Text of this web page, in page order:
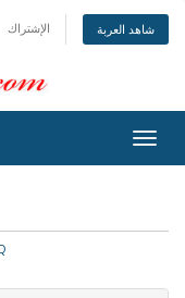
الإشتراك شاهد العربة
تبديل
التنقل